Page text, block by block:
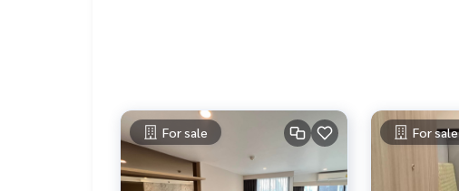
ทีวี LG 43 นิ้ว | ชั้นวางทีวี | แอร์ 2 เครื่อง
เครื่องทำน้ำอุ่น Stiebel | ไมโครเวฟ | เครื่องซักผ้า LG | ตู้เย็น LG
For sale For sale